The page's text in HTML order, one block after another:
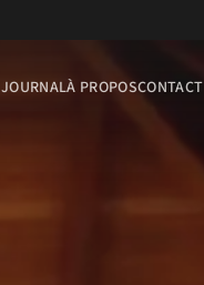
JOURNALÀ PROPOSCONTACT